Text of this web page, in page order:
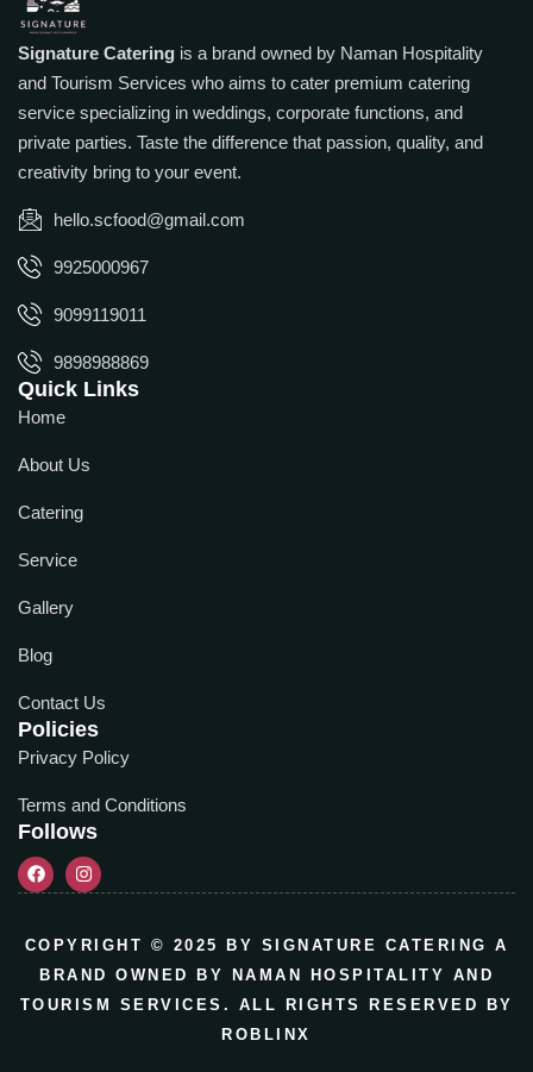
Signature Catering is a brand owned by Naman Hospitality
and Tourism Services who aims to cater premium catering
service specializing in weddings, corporate functions, and
private parties. Taste the difference that passion, quality, and
creativity bring to your event.
hello.scfood@gmail.com
9925000967
9099119011
9898988869
Quick Links
Home
About Us
Catering
Service
Gallery
Blog
Contact Us
Policies
Privacy Policy
Terms and Conditions
Follows
COPYRIGHT © 2025 BY SIGNATURE CATERING A
BRAND OWNED BY NAMAN HOSPITALITY AND
TOURISM SERVICES. ALL RIGHTS RESERVED BY
ROBLINX